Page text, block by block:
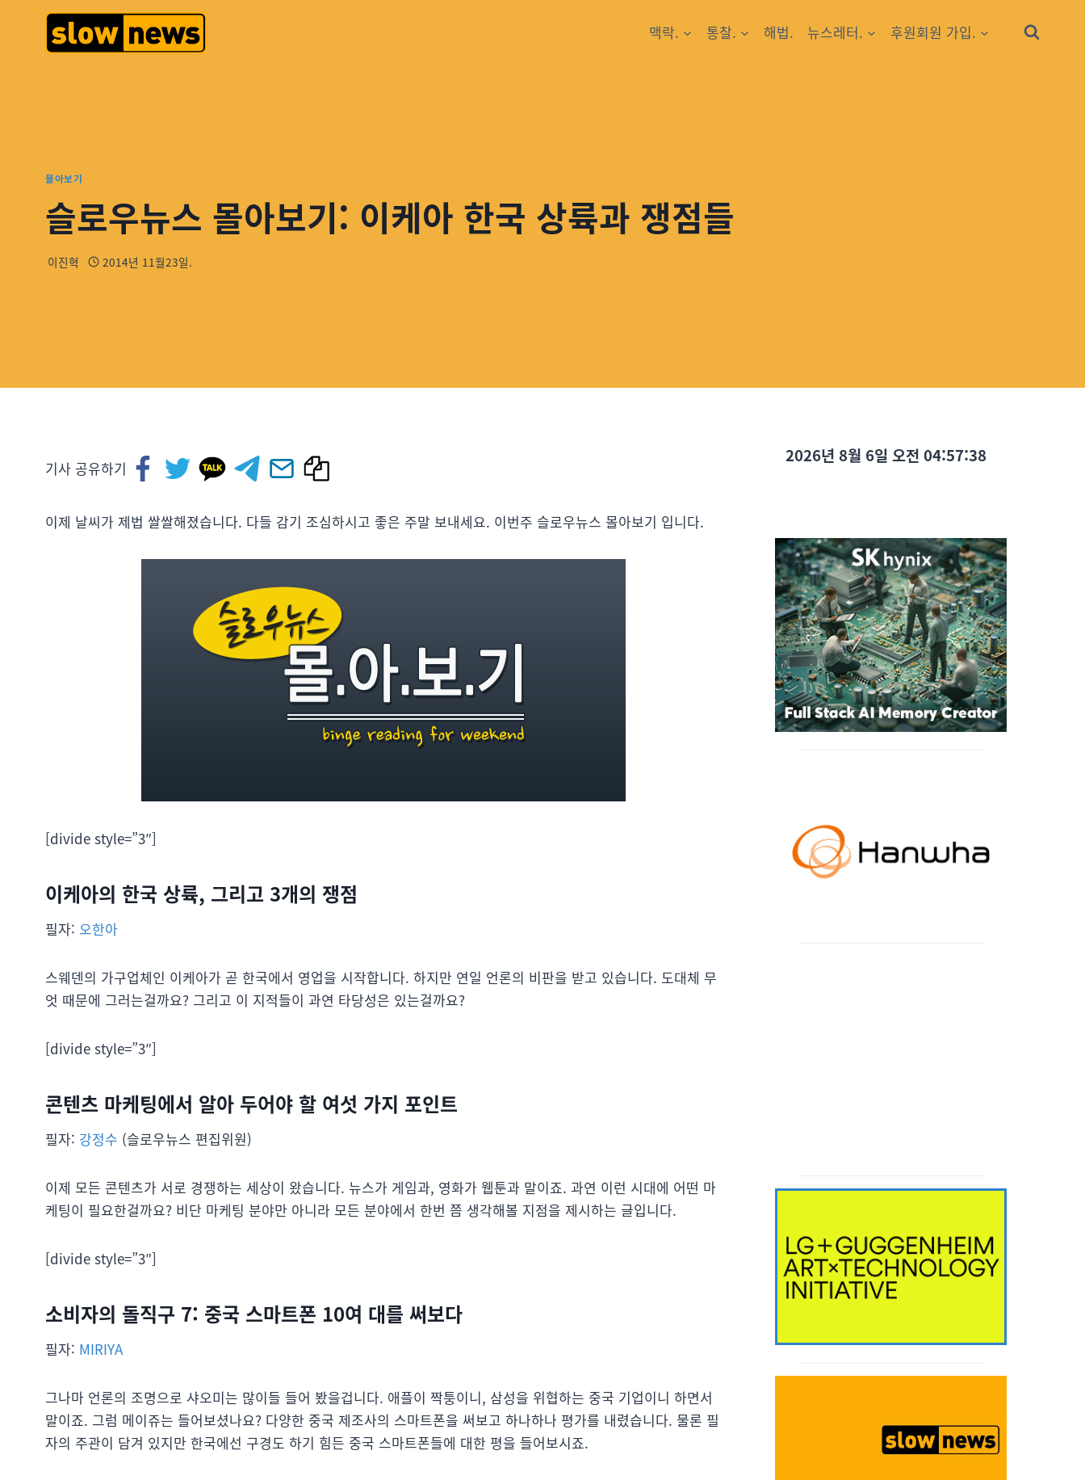
맥락. 통찰. 해법. 뉴스레터. 후원회원 가입.
몰아보기
슬로우뉴스 몰아보기: 이케아 한국 상륙과 쟁점들
이진혁 2014년 11월23일.
기사 공유하기
이제 날씨가 제법 쌀쌀해졌습니다. 다들 감기 조심하시고 좋은 주말 보내세요. 이번주 슬로우뉴스 몰아보기 입니다.
[divide style=”3″]
이케아의 한국 상륙, 그리고 3개의 쟁점
필자: 오한아
스웨덴의 가구업체인 이케아가 곧 한국에서 영업을 시작합니다. 하지만 연일 언론의 비판을 받고 있습니다. 도대체 무
엇 때문에 그러는걸까요? 그리고 이 지적들이 과연 타당성은 있는걸까요?
[divide style=”3″]
콘텐츠 마케팅에서 알아 두어야 할 여섯 가지 포인트
필자: 강정수 (슬로우뉴스 편집위원)
이제 모든 콘텐츠가 서로 경쟁하는 세상이 왔습니다. 뉴스가 게임과, 영화가 웹툰과 말이죠. 과연 이런 시대에 어떤 마
케팅이 필요한걸까요? 비단 마케팅 분야만 아니라 모든 분야에서 한번 쯤 생각해볼 지점을 제시하는 글입니다.
[divide style=”3″]
소비자의 돌직구 7: 중국 스마트폰 10여 대를 써보다
필자: MIRIYA
그나마 언론의 조명으로 샤오미는 많이들 들어 봤을겁니다. 애플이 짝퉁이니, 삼성을 위협하는 중국 기업이니 하면서
말이죠. 그럼 메이쥬는 들어보셨나요? 다양한 중국 제조사의 스마트폰을 써보고 하나하나 평가를 내렸습니다. 물론 필
자의 주관이 담겨 있지만 한국에선 구경도 하기 힘든 중국 스마트폰들에 대한 평을 들어보시죠.
2026년 8월 6일 오전 04:57:39